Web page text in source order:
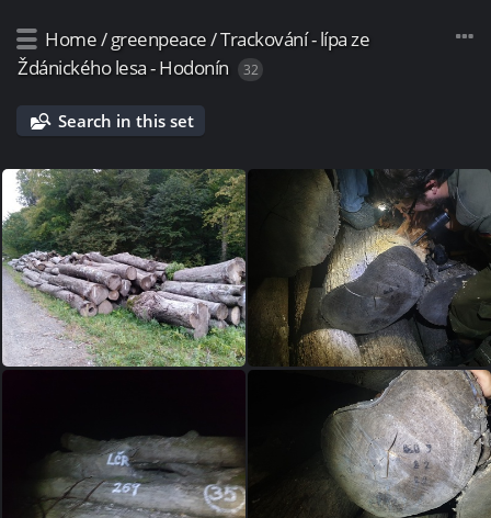
Home/greenpeace/Trackování - lípa ze
Ždánického lesa - Hodonín
32
Search in this set